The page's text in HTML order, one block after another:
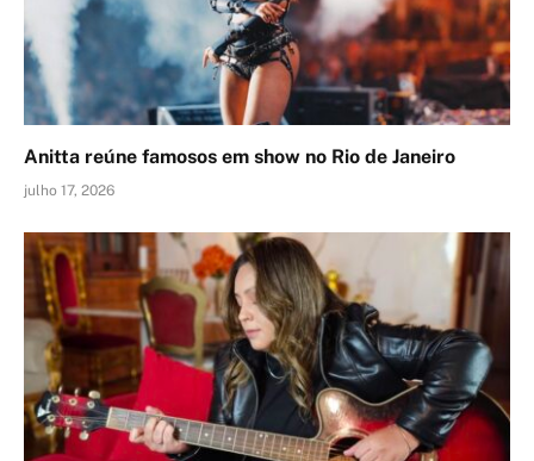
Anitta reúne famosos em show no Rio de Janeiro
julho 17, 2026